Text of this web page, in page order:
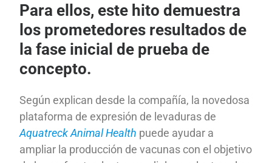
Para ellos, este hito demuestra
los prometedores resultados de
la fase inicial de prueba de
concepto.
Según explican desde la compañía, la novedosa
plataforma de expresión de levaduras de
Aquatreck Animal Health puede ayudar a
ampliar la producción de vacunas con el objetivo